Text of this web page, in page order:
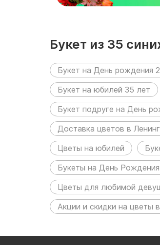
Букет из 35
Букет на День рождения
Букет на юбилей 35 лет
Букет подруге на День
Доставка цветов в
Цветы на юбилей
Букеты на День Рождения
Цветы для любимой
Акции и скидки на цветы